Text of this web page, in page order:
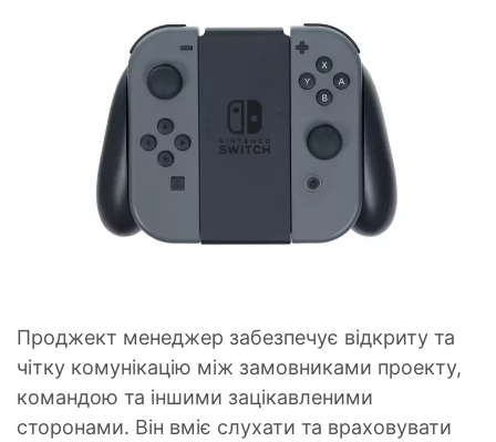
Проджект менеджер забезпечує відкриту та
чітку комунікацію між замовниками проекту,
командою та іншими зацікавленими
сторонами. Він вміє слухати та враховувати